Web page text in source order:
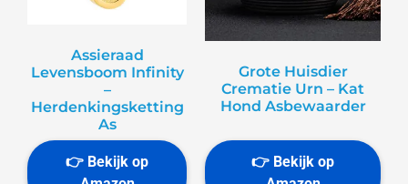
Assieraad
Levensboom Infinity
–
Herdenkingsketting
As
Grote Huisdier
Crematie Urn – Kat
Hond Asbewaarder